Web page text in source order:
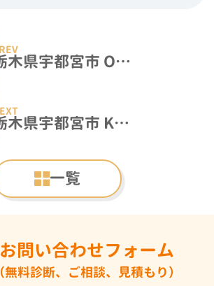
栃木県宇都宮市 O様邸 屋根塗装・外壁塗装工事
一覧
栃木県宇都宮市 K様邸 屋根塗装・外壁塗装工事
お問い合わせフォーム
（無料診断、ご相談、見積もり）